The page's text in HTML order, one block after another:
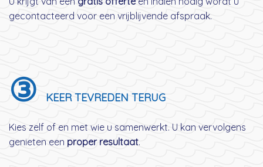
gecontacteerd voor een vrijblijvende afspraak.
③ KEER TEVREDEN TERUG
Kies zelf of en met wie u samenwerkt. U kan vervolgens
genieten een proper resultaat.